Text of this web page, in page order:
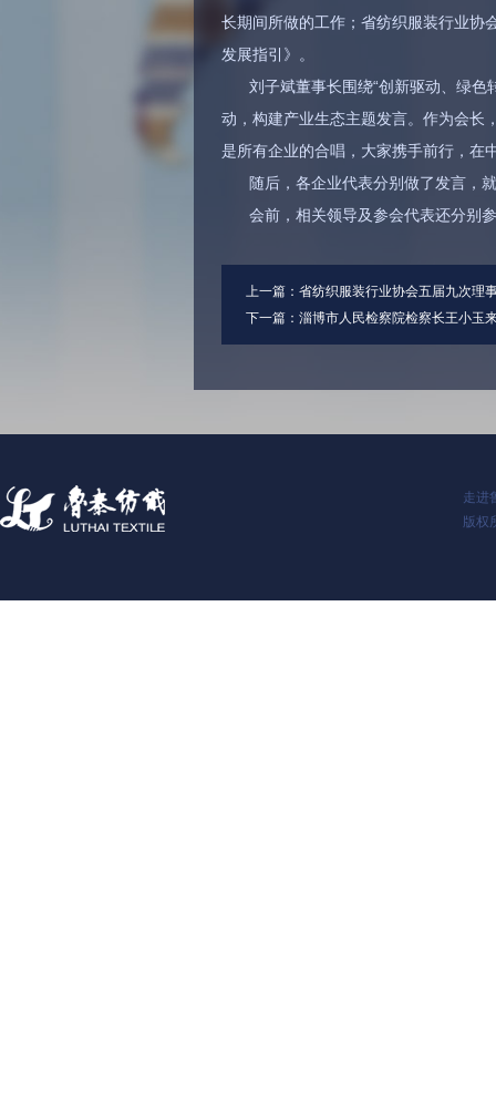
长期间所做的工作；省纺织服装行业协
发展指引》。
刘子斌董事长围绕“创新驱动、绿
动，构建产业生态主题发言。作为会长
是所有企业的合唱，大家携手前行，在
随后，各企业代表分别做了发言，
会前，相关领导及参会代表还分别
上一篇： 省纺织服装行业协会五届九次理
下一篇： 淄博市人民检察院检察长王小玉
走进
版权